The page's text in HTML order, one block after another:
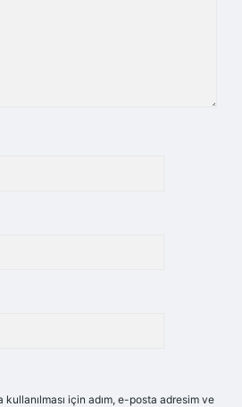
kullanılması için adım, e-posta adresim ve